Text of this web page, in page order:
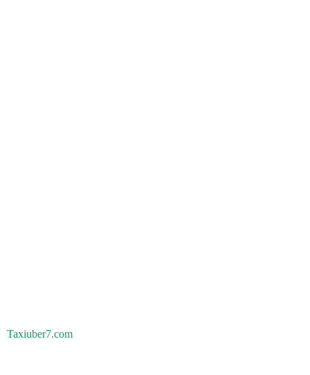
Taxiuber7.com